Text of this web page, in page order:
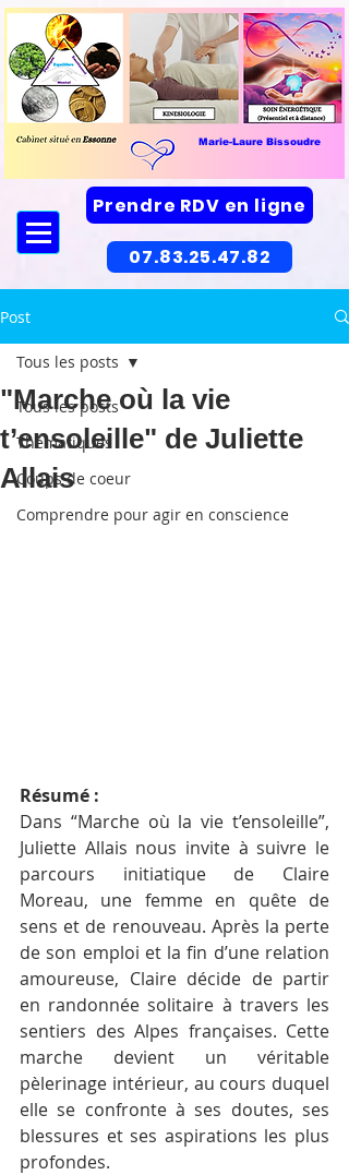
Marie-Laure Bissoudre
Prendre RDV en ligne
07.83.25.47.82
Post
Tous les posts
Thématiques
Coups de coeur
Comprendre pour agir en conscience
Tous les posts
"Marche où la vie
t’ensoleille" de Juliette
Allais
Résumé :
Dans “Marche où la vie t’ensoleille”,
Juliette Allais nous invite à suivre le
parcours initiatique de Claire
Moreau, une femme en quête de
sens et de renouveau. Après la perte
de son emploi et la fin d’une relation
amoureuse, Claire décide de partir
en randonnée solitaire à travers les
sentiers des Alpes françaises. Cette
marche devient un véritable
pèlerinage intérieur, au cours duquel
elle se confronte à ses doutes, ses
blessures et ses aspirations les plus
profondes.